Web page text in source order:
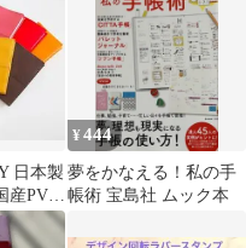
日本製
PVC
レンジ
¥444
夢をかなえる！私の手
帳術 宝島社 ムック本